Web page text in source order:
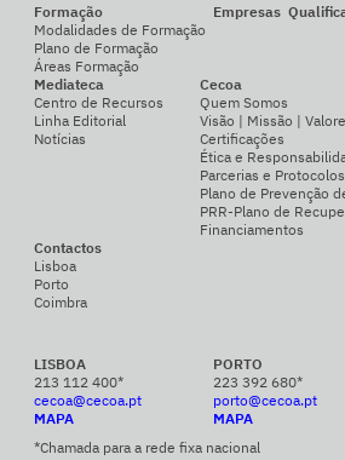
Formação
Modalidades de Formação
Plano de Formação
Áreas Formação
Empresas
Mediateca
Centro de Recursos
Linha Editorial
Notícias
Cecoa
Quem Somos
Visão | Missão |
Certificações
Ética e
Parcerias e Protocolos
Plano de Prevenção
PRR-Plano de
Financiamentos
Contactos
Lisboa
Porto
Coimbra
LISBOA
213 112 400*
cecoa@cecoa.pt
MAPA
PORTO
223 392 680*
porto@cecoa.pt
MAPA
*Chamada para a rede fixa nacional